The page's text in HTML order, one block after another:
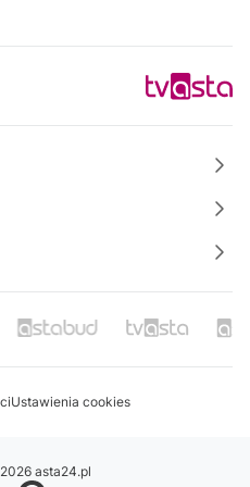
Ustawienia cookies
asta24.pl